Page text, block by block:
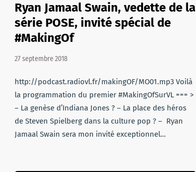
Ryan Jamaal Swain, vedette de la
série POSE, invité spécial de
#MakingOf
27 septembre 2018
http://podcast.radiovl.fr/makingOF/MO01.mp3 Voilà
la programmation du premier #MakingOfSurVL === >
– La genèse d’Indiana Jones ? – La place des héros
de Steven Spielberg dans la culture pop ? – Ryan
Jamaal Swain sera mon invité exceptionnel…